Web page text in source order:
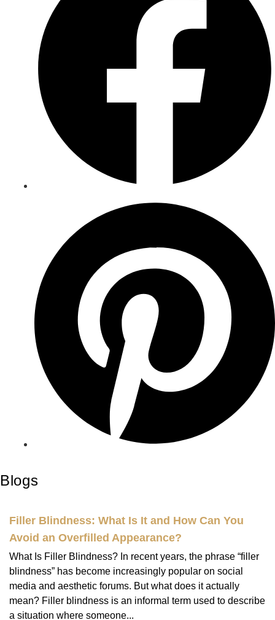
Blogs
Filler Blindness: What Is It and How Can You
Avoid an Overfilled Appearance?
What Is Filler Blindness? In recent years, the phrase “filler
blindness” has become increasingly popular on social
media and aesthetic forums. But what does it actually
mean? Filler blindness is an informal term used to describe
a situation where someone...